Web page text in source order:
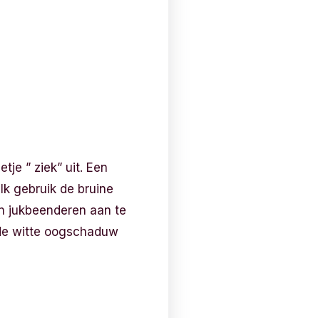
” ziek” uit. Een
gebruik de bruine
jukbeenderen aan te
witte oogschaduw